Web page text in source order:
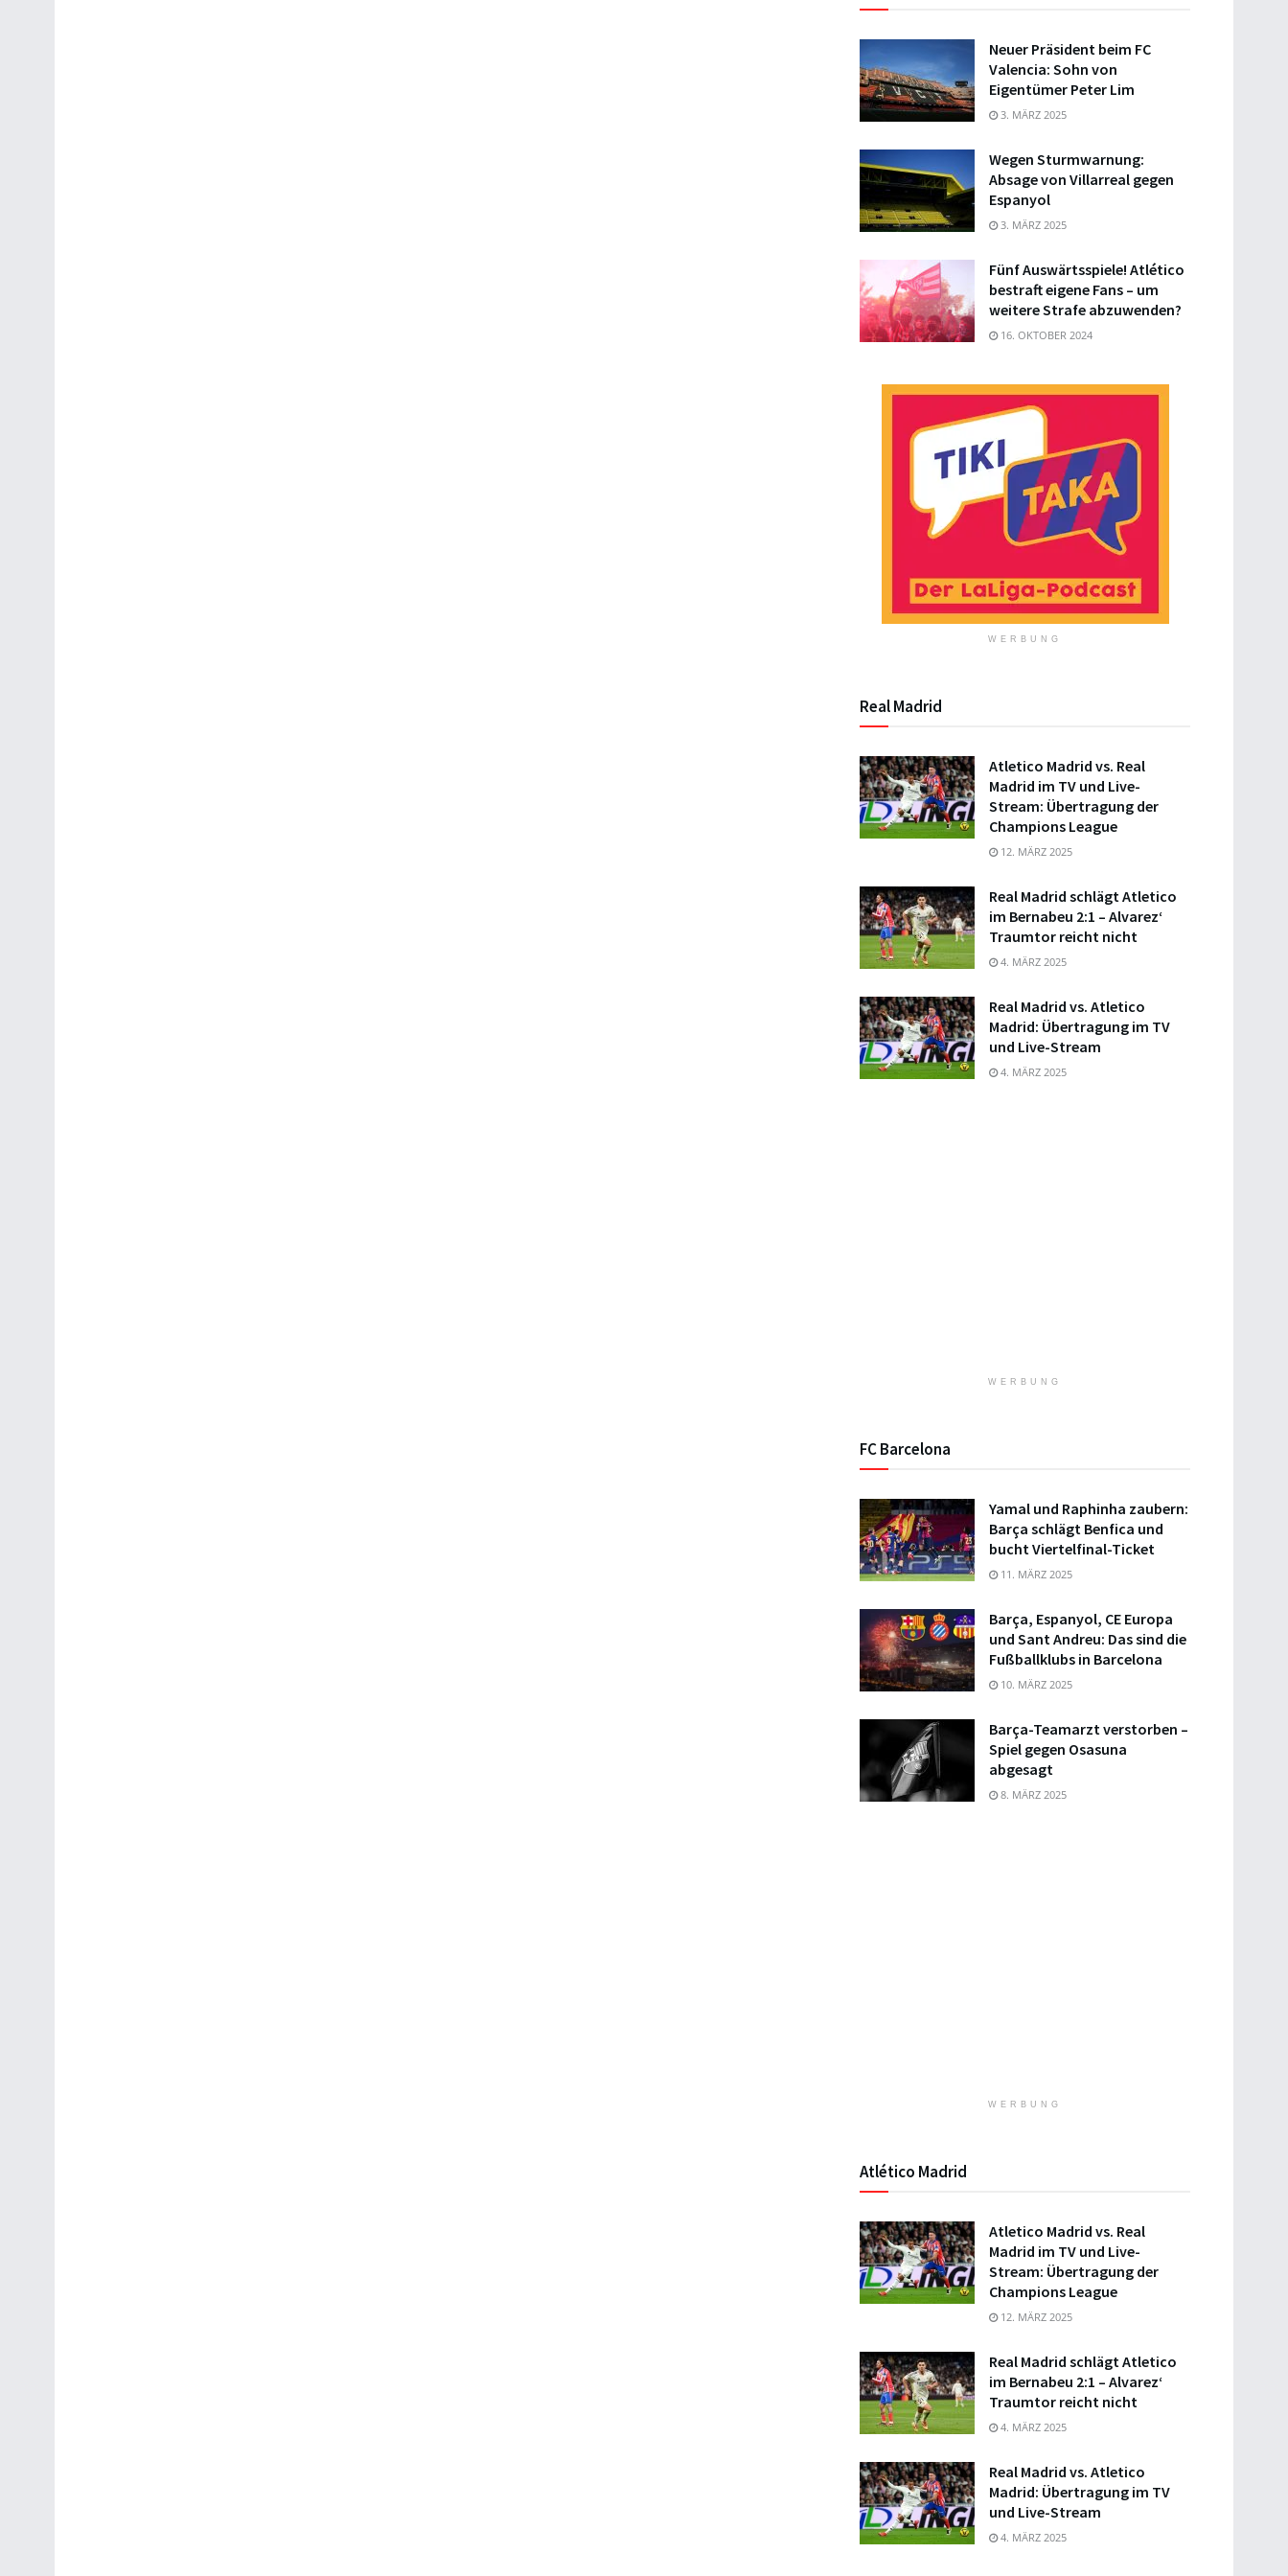
Neuer Präsident beim FC
Valencia: Sohn von
Eigentümer Peter Lim
3. MÄRZ 2025
Wegen Sturmwarnung:
Absage von Villarreal gegen
Espanyol
3. MÄRZ 2025
Fünf Auswärtsspiele! Atlético
bestraft eigene Fans – um
weitere Strafe abzuwenden?
16. OKTOBER 2024
WERBUNG
Real Madrid
Atletico Madrid vs. Real
Madrid im TV und Live-
Stream: Übertragung der
Champions League
12. MÄRZ 2025
Real Madrid schlägt Atletico
im Bernabeu 2:1 – Alvarez‘
Traumtor reicht nicht
4. MÄRZ 2025
Real Madrid vs. Atletico
Madrid: Übertragung im TV
und Live-Stream
4. MÄRZ 2025
WERBUNG
FC Barcelona
Yamal und Raphinha zaubern:
Barça schlägt Benfica und
bucht Viertelfinal-Ticket
11. MÄRZ 2025
Barça, Espanyol, CE Europa
und Sant Andreu: Das sind die
Fußballklubs in Barcelona
10. MÄRZ 2025
Barça-Teamarzt verstorben –
Spiel gegen Osasuna
abgesagt
8. MÄRZ 2025
WERBUNG
Atlético Madrid
Atletico Madrid vs. Real
Madrid im TV und Live-
Stream: Übertragung der
Champions League
12. MÄRZ 2025
Real Madrid schlägt Atletico
im Bernabeu 2:1 – Alvarez‘
Traumtor reicht nicht
4. MÄRZ 2025
Real Madrid vs. Atletico
Madrid: Übertragung im TV
und Live-Stream
4. MÄRZ 2025